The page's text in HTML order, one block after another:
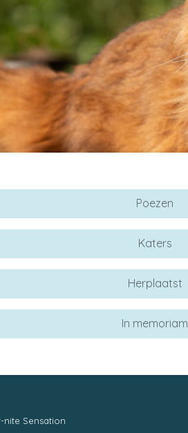
Poezen
Katers
Herplaatst
In memoriam
nite Sensation